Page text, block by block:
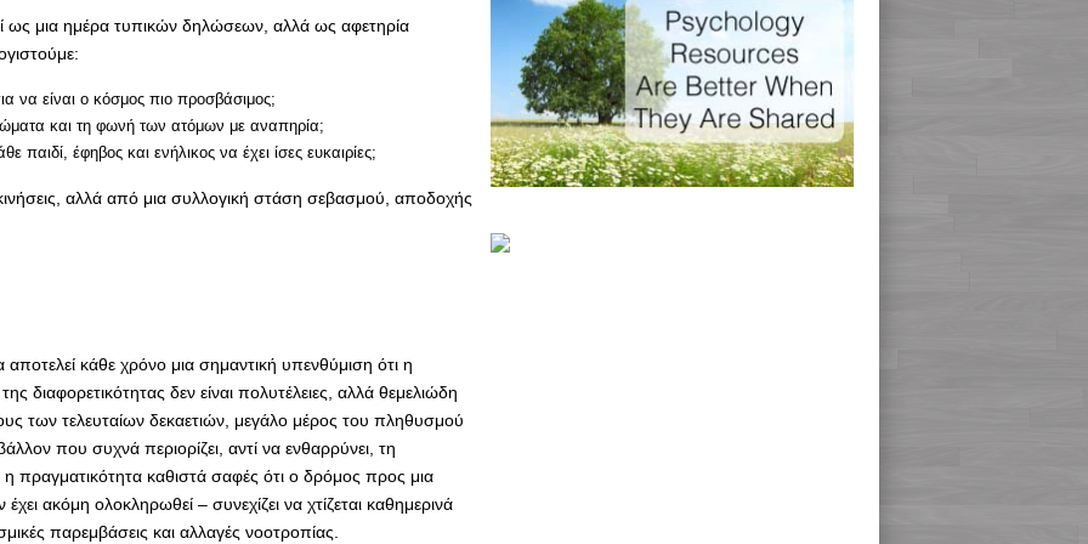
ως μια ημέρα τυπικών δηλώσεων, αλλά ως αφετηρία
να είναι ο κόσμος πιο προσβάσιμος;
και τη φωνή των ατόμων με αναπηρία;
έφηβος και ενήλικος να έχει ίσες ευκαιρίες;
αλλά από μια συλλογική στάση σεβασμού, αποδοχής
κάθε χρόνο μια σημαντική υπενθύμιση ότι η
διαφορετικότητας δεν είναι πολυτέλειες, αλλά θεμελιώδη
των τελευταίων δεκαετιών, μεγάλο μέρος του πληθυσμού
που συχνά περιορίζει, αντί να ενθαρρύνει, τη
πραγματικότητα καθιστά σαφές ότι ο δρόμος προς μια
ακόμη ολοκληρωθεί – συνεχίζει να χτίζεται καθημερινά
παρεμβάσεις και αλλαγές νοοτροπίας.